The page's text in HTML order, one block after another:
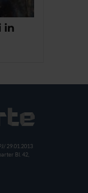
in
29.01.2013
Bl. 42,